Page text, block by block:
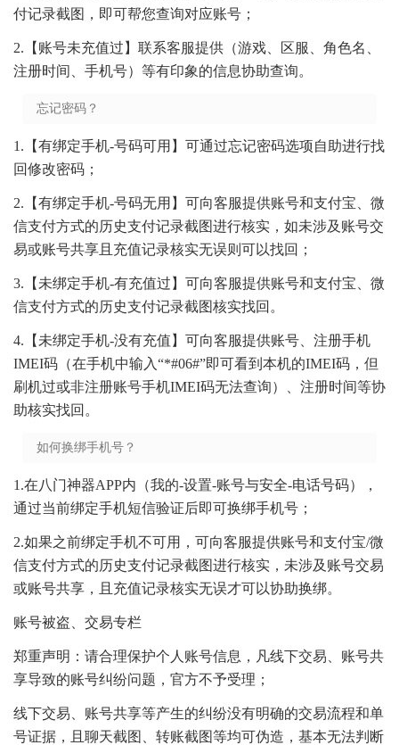
付记录截图，即可帮您查询对应账号；
2.【账号未充值过】联系客服提供（游戏、区服、角色名、
注册时间、手机号）等有印象的信息协助查询。
忘记密码？
1.【有绑定手机-号码可用】可通过忘记密码选项自助进行找
回修改密码；
2.【有绑定手机-号码无用】可向客服提供账号和支付宝、微
信支付方式的历史支付记录截图进行核实，如未涉及账号交
易或账号共享且充值记录核实无误则可以找回；
3.【未绑定手机-有充值过】可向客服提供账号和支付宝、微
信支付方式的历史支付记录截图核实找回。
4.【未绑定手机-没有充值】可向客服提供账号、注册手机
IMEI码（在手机中输入“*#06#”即可看到本机的IMEI码，但
刷机过或非注册账号手机IMEI码无法查询）、注册时间等协
助核实找回。
如何换绑手机号？
1.在八门神器APP内（我的-设置-账号与安全-电话号码），
通过当前绑定手机短信验证后即可换绑手机号；
2.如果之前绑定手机不可用，可向客服提供账号和支付宝/微
信支付方式的历史支付记录截图进行核实，未涉及账号交易
或账号共享，且充值记录核实无误才可以协助换绑。
账号被盗、交易专栏
郑重声明：请合理保护个人账号信息，凡线下交易、账号共
享导致的账号纠纷问题，官方不予受理；
线下交易、账号共享等产生的纠纷没有明确的交易流程和单
号证据，且聊天截图、转账截图等均可伪造，基本无法判断